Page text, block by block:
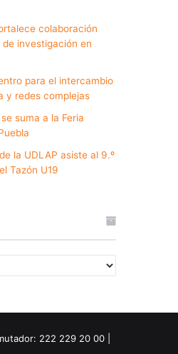
colaboración
investigación en
para el intercambio
y redes complejas
suma a la Feria
la UDLAP asiste al 9.º
Tazón U19
222 229 20 00 |